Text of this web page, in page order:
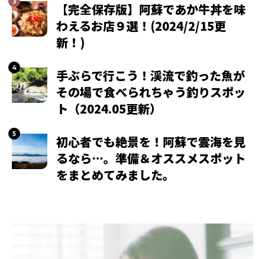
【完全保存版】阿蘇であか牛丼を味
わえるお店９選！(2024/2/15更
新！)
手ぶらで行こう！渓流で釣った魚が
その場で食べられちゃう釣りスポッ
ト（2024.05更新）
初心者でも絶景を！阿蘇で雲海を見
るなら…。準備＆オススメスポット
をまとめてみました。